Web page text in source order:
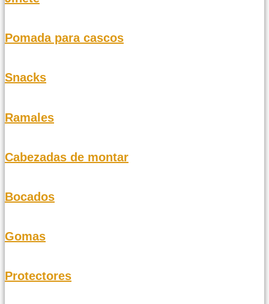
Pomada para cascos
Snacks
Ramales
Cabezadas de montar
Bocados
Gomas
Protectores